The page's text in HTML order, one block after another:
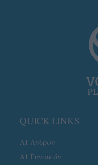
QUICK LINKS
Α1 Ανδρών
Α1 Γυναικών